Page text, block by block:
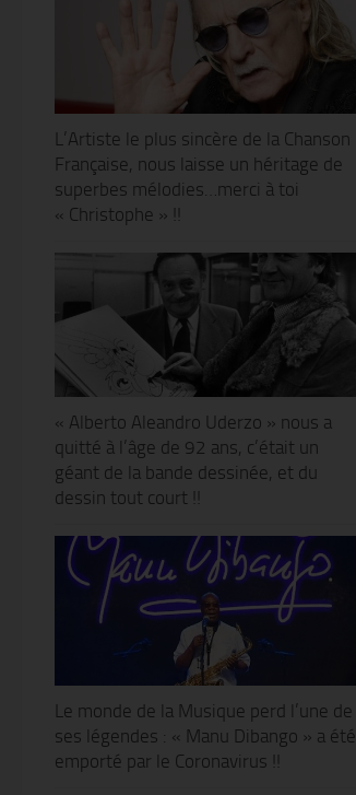
L’Artiste le plus sincère de la Chanson
Française, nous laisse un héritage de
superbes mélodies…merci à toi
« Christophe » !!
« Alberto Aleandro Uderzo » nous a
quitté à l’âge de 92 ans, c’était un
géant de la bande dessinée, et du
dessin tout court !!
Le monde de la Musique perd l’une de
ses légendes : « Manu Dibango » a été
emporté par le Coronavirus !!